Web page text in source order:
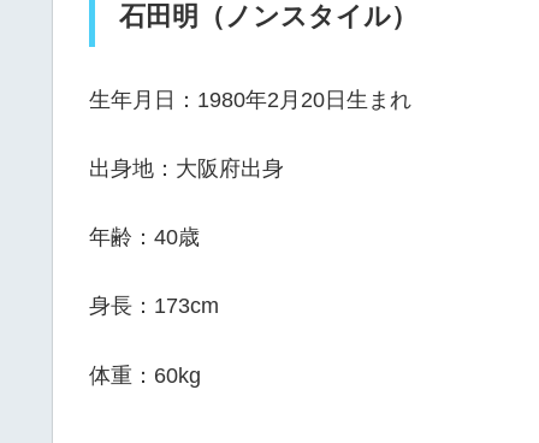
石田明（ノンスタイル）
生年月日：1980年2月20日生まれ
出身地：大阪府出身
年齢：40歳
身長：173cm
体重：60kg